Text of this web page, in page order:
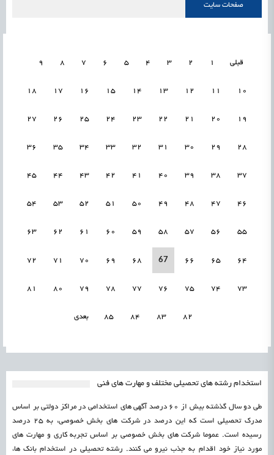
صفحات سایت
قبلی 1
2
3
4
5
6
7
8
9
10
11
12
13
14
15
16
17
18
19
20
21
22
23
24
25
26
27
28
29
30
31
32
33
34
35
36
37
38
39
40
41
42
43
44
45
46
47
48
49
50
51
52
53
54
55
56
57
58
59
60
61
62
63
64
65
66
67
68
69
70
71
72
73
74
75
76
77
78
79
80
81
82
83
84
85 بعدی
استخدام رشته های تحصیلی مختلف و مهارت های فنی
طی دو سال گذشته بیش از 60 درصد آگهی های استخدامی در مراکز دولتی بر اساس
مدرک تحصیلی است که این درصد در شرکت های بخش خصوصی، به 25 درصد
رسیده است. عموما شرکت های بخش خصوصی بر اساس تجربه کاری و مهارت های
مورد نیاز خود اقدام به جذب نیرو می کنند. رشته تحصیلی در استخدام بانک ها،